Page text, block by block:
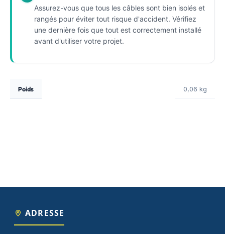
Assurez-vous que tous les câbles sont bien isolés et
rangés pour éviter tout risque d'accident. Vérifiez
une dernière fois que tout est correctement installé
avant d'utiliser votre projet.
Poids 0,06 kg
ADRESSE